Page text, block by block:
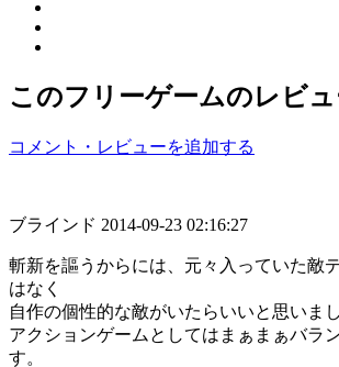
このフリーゲームのレビ
コメント・レビューを追加する
ブラインド 2014-09-23 02:16:27
斬新を謳うからには、元々入っていた敵
はなく
自作の個性的な敵がいたらいいと思いまし
アクションゲームとしてはまぁまぁバラ
す。